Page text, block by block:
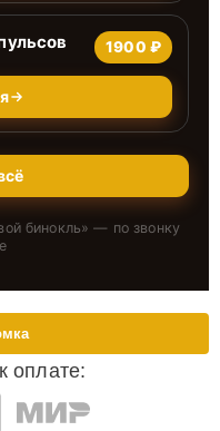
1900 ₽
бинокль» — по звонку
оплате: